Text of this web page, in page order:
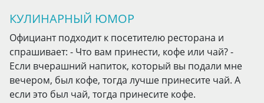
КУЛИНАРНЫЙ ЮМОР
Официант подходит к посетителю ресторана и
спрашивает: - Что вам принести, кофе или чай? -
Если вчерашний напиток, который вы подали мне
вечером, был кофе, тогда лучше принесите чай. А
если это был чай, тогда принесите кофе.